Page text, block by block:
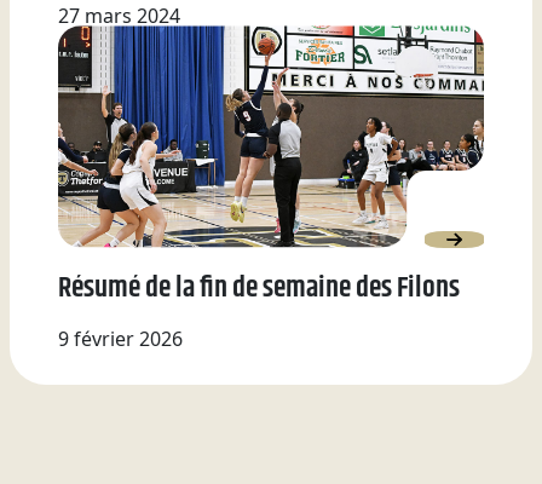
27 mars 2024
Résumé de la fin de semaine des Filons
9 février 2026